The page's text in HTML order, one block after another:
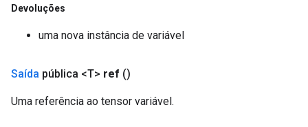
Devoluções
uma nova instância de variável
Saída pública <T> ref ()
Uma referência ao tensor variável.